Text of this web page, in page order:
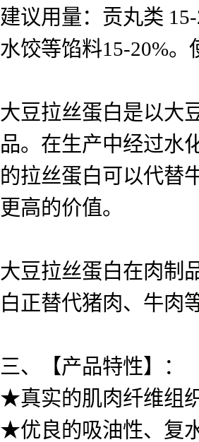
建议用量：贡丸类
水饺等馅料15-20%
大豆拉丝蛋白是以大
品。在生产中经过水
的拉丝蛋白可以代替
更高的价值。
大豆拉丝蛋白在肉制
白正替代猪肉、牛肉
三、【产品特性】：
★真实的肌肉纤维组
★优良的吸油性、复